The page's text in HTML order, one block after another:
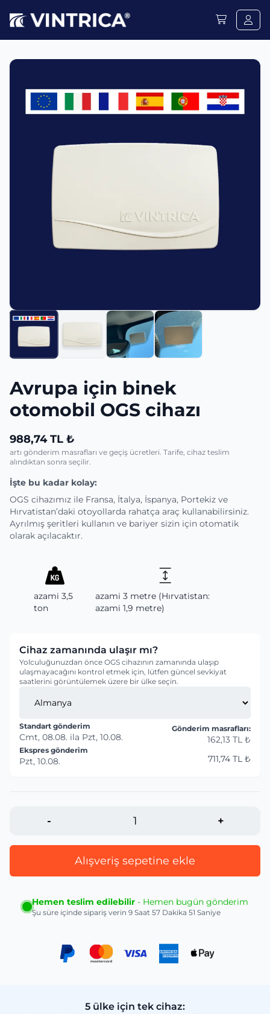
Avrupa için binek
otomobil OGS cihazı
988,74 TL ₺
artı gönderim masrafları ve geçiş ücretleri. Tarife, cihaz teslim
alındıktan sonra seçilir.
İşte bu kadar kolay:
OGS cihazımız ile Fransa, İtalya, İspanya, Portekiz ve
Hırvatistan’daki otoyollarda rahatça araç kullanabilirsiniz.
Ayrılmış şeritleri kullanın ve bariyer sizin için otomatik
olarak açılacaktır.
azami 3,5
ton
azami 3 metre (Hırvatistan:
azami 1,9 metre)
Cihaz zamanında ulaşır mı?
Yolculuğunuzdan önce OGS cihazının zamanında ulaşıp
ulaşmayacağını kontrol etmek için, lütfen güncel sevkiyat
saatlerini görüntülemek üzere bir ülke seçin.
Standart gönderim
Cmt, 08.08. ila Pzt, 10.08.
Gönderim masrafları:
162,13 TL ₺
Ekspres gönderim
Pzt, 10.08. 711,74 TL ₺
- +
Alışveriş sepetine ekle
Hemen teslim edilebilir - Hemen bugün gönderim
Şu süre içinde sipariş verin 9 Saat 57 Dakika 50 Saniye
5 ülke için tek cihaz: